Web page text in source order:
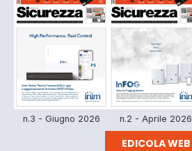
n.3 - Giugno 2026 n.2 - Aprile 2026
EDICOLA WEB